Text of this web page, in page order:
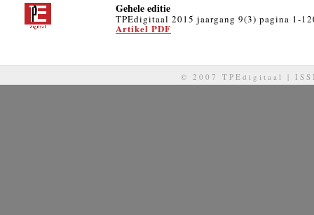
Gehele editie
TPEdigitaal 2015 jaargang 9(3) pagina 1-
Artikel PDF
© 2007 TPEdigitaal |